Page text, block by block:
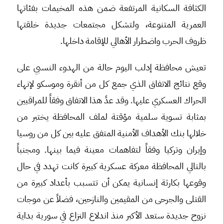
الكثافة السكانية المرتفعة ضمن هذه المخيمات بفئاتها
العمرية المتنوعة، ولتشكل مجتمعات جديدة خلقتها
ظروف الحرب واضطرار الأهالي للإقامة داخلها.
تعيش محافظة إدلب اليوم حالة من الهدوء النسبي على
وقع نتائج الاتفاق الذي جمع كل من أنقرة وموسكو لإنهاء
الحراك العسكري عليها. وقد عدً هذا الاتفاق وفقاً للمراقبين
بمثابة تسوية سلمية مؤقتة لملف المحافظة يختبر من
خلالها بنك الأهداف الأمنية المتفق عليه بين كل من روسيا
وإيران وتركيا وفقاً لتفاهمات معينة فيما بينها. ومجنباً
بالتالي المحافظة معركة عسكرية كبيرة كانت تهدد في حال
وقوعها بكارثة إنسانية يمكن أن تتسبب بأعداد كبيرة من
القتلى والجرحى من المقيمين والنازحين، فضلاً عن موجات
نزوح جديدة ستعد الأكبر منذ اندلاع النزاع في سورية بداية